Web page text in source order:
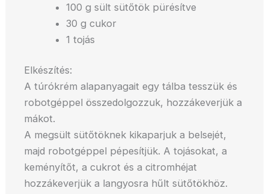
100 g sült sütőtök pürésítve
30 g cukor
1 tojás
Elkészítés:
A túrókrém alapanyagait egy tálba tesszük és
robotgéppel összedolgozzuk, hozzákeverjük a
mákot.
A megsült sütőtöknek kikaparjuk a belsejét,
majd robotgéppel pépesítjük. A tojásokat, a
keményítőt, a cukrot és a citromhéjat
hozzákeverjük a langyosra hűlt sütőtökhöz.